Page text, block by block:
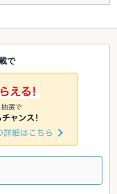
◎ ◎
3 9/4 9/5
10 9/11
で